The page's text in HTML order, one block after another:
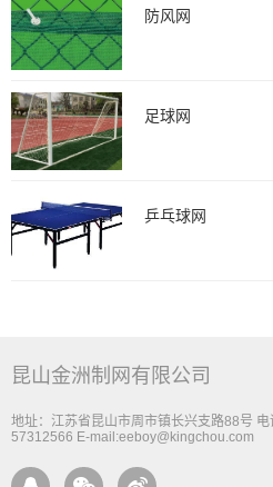
防风网
足球网
乒乓球网
昆山金洲制网有限公司
地址：江苏省昆山市周市镇长兴支路88号
57312566 E-mail:eeboy@kingchou.com